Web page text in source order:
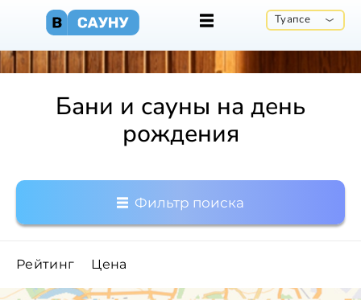
Туапсе
Бани и сауны на день
рождения
Фильтр поиска
Рейтинг Цена